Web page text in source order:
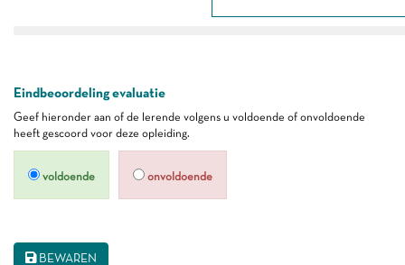
Eindbeoordeling evaluatie
Geef hieronder aan of de lerende volgens u voldoende of onvoldoende
heeft gescoord voor deze opleiding.
voldoende onvoldoende
BEWAREN